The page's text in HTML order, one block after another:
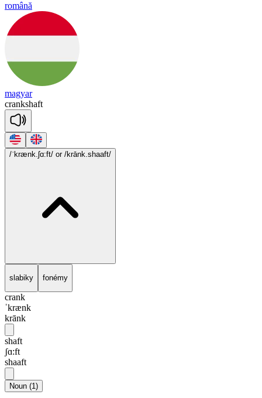
română
magyar
crankshaft
/ˈkrænk.ʃɑ:ft/ or /krānk.shaaft/
slabiky fonémy
crank
ˈkrænk
krānk
shaft
ʃɑ:ft
shaaft
Noun (1)